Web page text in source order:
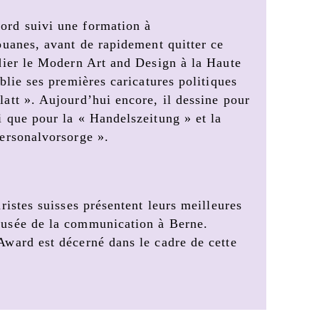
suivi une formation à
avant de rapidement quitter ce
le Modern Art and Design à la Haute
ses premières caricatures politiques
». Aujourd’hui encore, il dessine pour
pour la « Handelszeitung » et la
».
suisses présentent leurs meilleures
de la communication à Berne.
est décerné dans le cadre de cette